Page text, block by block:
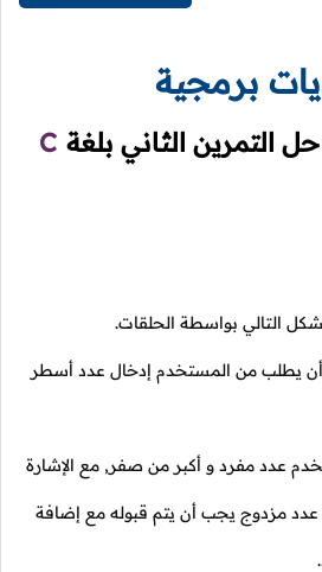
برمجية
التمرين الثاني بلغة C
التالي بواسطة الحلقات.
يطلب من المستخدم إدخال عدد أسطر
عدد مفرد و أكبر من صفر, مع الإشارة
عدد مزدوج يجب أن يتم قبوله مع إضافة